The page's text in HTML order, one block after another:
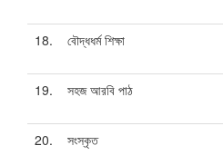
18.
বৌদ্ধধর্ম শিক্ষা
19.
সহজ আরবি পাঠ
20.
সংস্কৃত